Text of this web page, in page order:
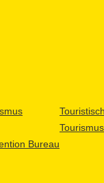
Bureau